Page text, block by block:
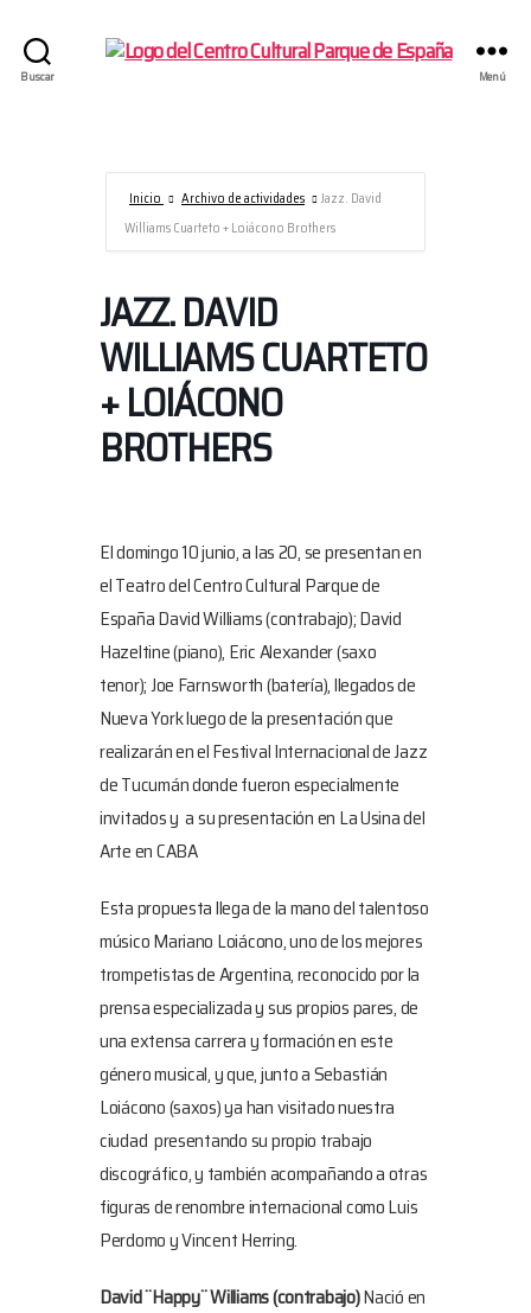
Buscar
España/AECID
Menú
Inicio Archivo de actividades
Jazz. David
Williams Cuarteto + Loiácono Brothers
JAZZ. DAVID
WILLIAMS CUARTETO
+ LOIÁCONO
BROTHERS
El domingo 10 junio, a las 20, se presentan en
el Teatro del Centro Cultural Parque de
España David Williams (contrabajo); David
Hazeltine (piano), Eric Alexander (saxo
tenor); Joe Farnsworth (batería), llegados de
Nueva York luego de la presentación que
realizarán en el Festival Internacional de Jazz
de Tucumán donde fueron especialmente
invitados y a su presentación en La Usina del
Arte en CABA
Esta propuesta llega de la mano del talentoso
músico Mariano Loiácono, uno de los mejores
trompetistas de Argentina, reconocido por la
prensa especializada y sus propios pares, de
una extensa carrera y formación en este
género musical, y que, junto a Sebastián
Loiácono (saxos) ya han visitado nuestra
ciudad presentando su propio trabajo
discográfico, y también acompañando a otras
figuras de renombre internacional como Luis
Perdomo y Vincent Herring.
David ¨Happy¨ Williams(contrabajo)Nació en